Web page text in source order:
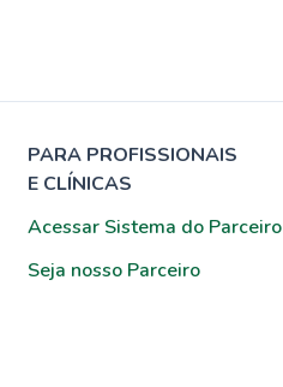
PARA PROFISSIONAIS
E CLÍNICAS
Acessar Sistema do Parceiro
Seja nosso Parceiro